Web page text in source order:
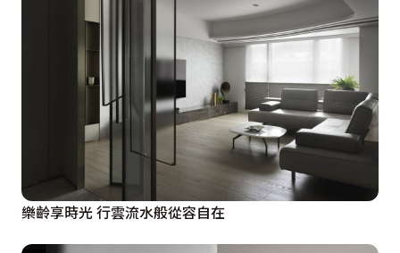
樂齡享時光 行雲流水般從容自在